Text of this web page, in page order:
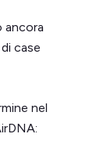
ancora
case
nel